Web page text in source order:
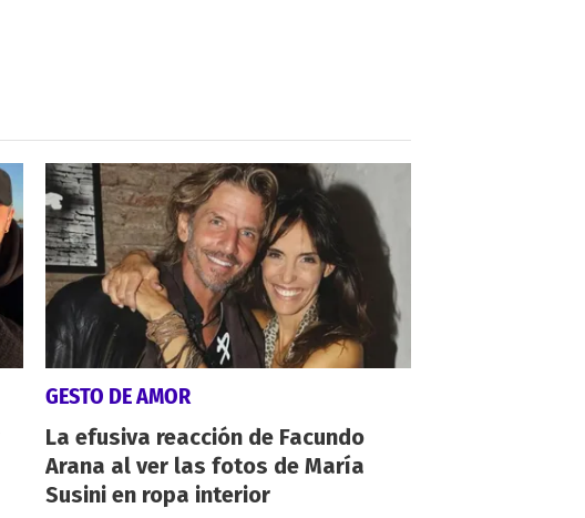
GESTO DE AMOR
La efusiva reacción de Facundo
Arana al ver las fotos de María
Susini en ropa interior